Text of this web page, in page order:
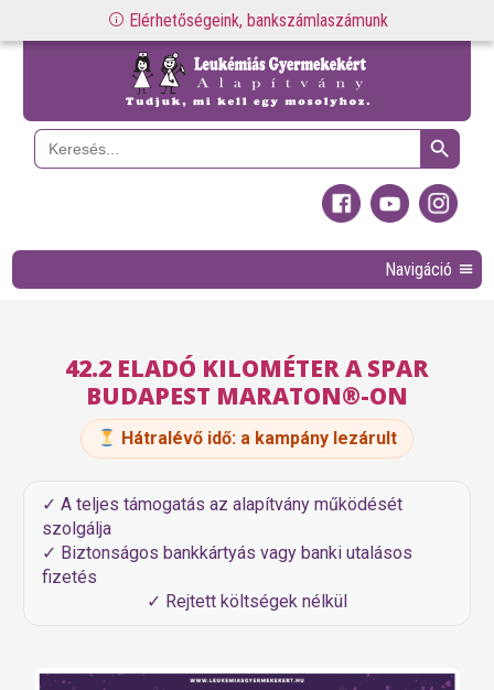
Elérhetőségeink, bankszámlaszámunk
Search
for:
Search Button
Navigáció
✓ A teljes támogatás az alapítvány működését
szolgálja
✓ Biztonságos bankkártyás vagy banki utalásos
fizetés
✓ Rejtett költségek nélkül
42.2 ELADÓ KILOMÉTER A SPAR
BUDAPEST MARATON®-ON
Hátralévő idő: a kampány lezárult